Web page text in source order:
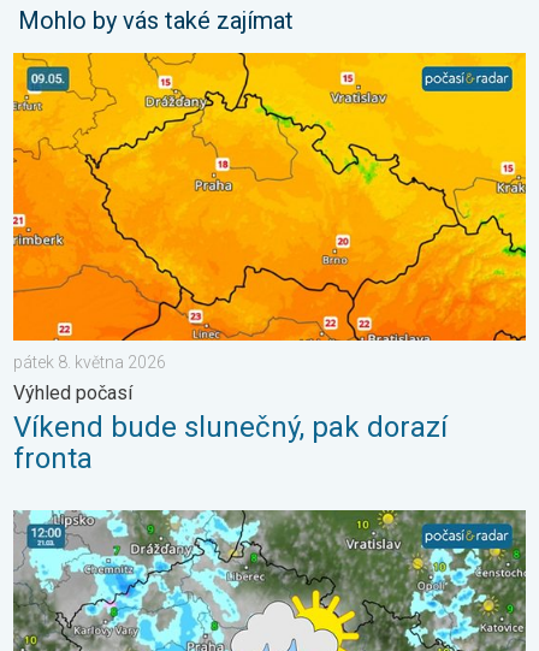
Mohlo by vás také zajímat
Víkend bude slunečný, pak dorazí fronta. Výhled počasí. . .
pátek 8. května 2026
Výhled počasí
Víkend bude slunečný, pak dorazí
fronta
Sobota s přeháňkami, neděle slunečnější. Víkendové počasí. .